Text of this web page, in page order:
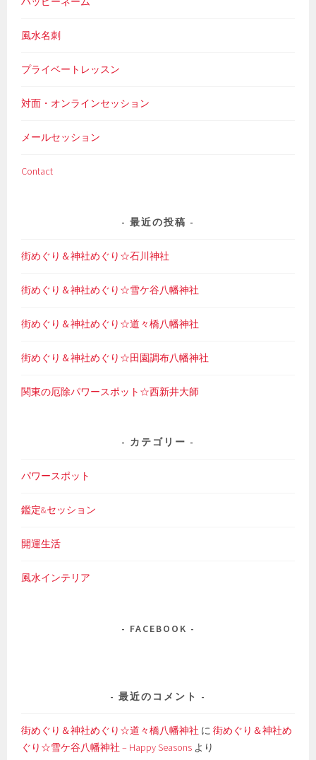
風水名刺
プライベートレッスン
対面・オンラインセッション
メールセッション
Contact
最近の投稿
街めぐり＆神社めぐり☆石川神社
街めぐり＆神社めぐり☆雪ケ谷八幡神社
街めぐり＆神社めぐり☆道々橋八幡神社
街めぐり＆神社めぐり☆田園調布八幡神社
関東の厄除パワースポット☆西新井大師
カテゴリー
パワースポット
鑑定&セッション
開運生活
風水インテリア
FACEBOOK
最近のコメント
街めぐり＆神社めぐり☆道々橋八幡神社 に街めぐり＆神社め
ぐり☆雪ケ谷八幡神社 – Happy Seasons より